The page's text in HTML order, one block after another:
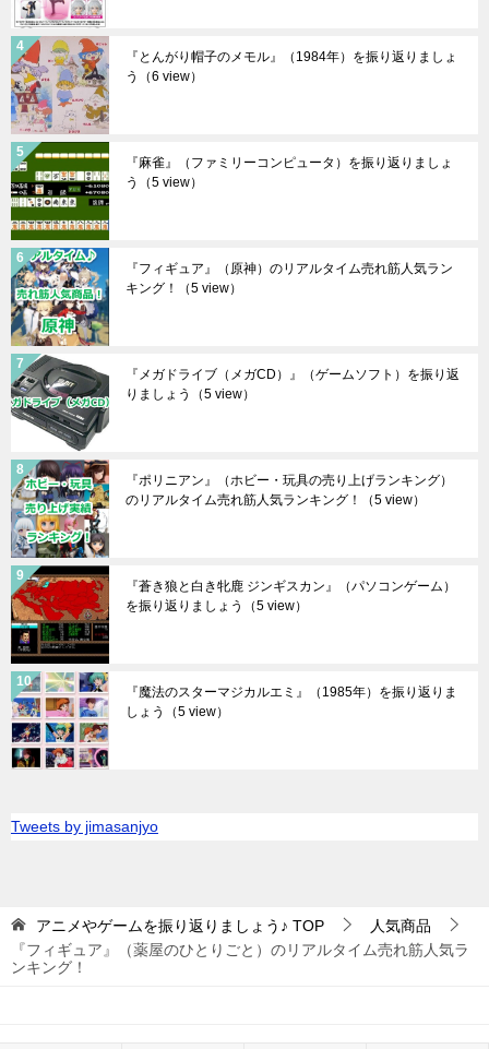
『とんがり帽子のメモル』（1984年）を振り返りましょ
う
（6 view）
『麻雀』（ファミリーコンピュータ）を振り返りましょ
う
（5 view）
『フィギュア』（原神）のリアルタイム売れ筋人気ラン
キング！
（5 view）
『メガドライブ（メガCD）』（ゲームソフト）を振り返
りましょう
（5 view）
『ポリニアン』（ホビー・玩具の売り上げランキング）
のリアルタイム売れ筋人気ランキング！
（5 view）
『蒼き狼と白き牝鹿 ジンギスカン』（パソコンゲーム）
を振り返りましょう
（5 view）
『魔法のスターマジカルエミ』（1985年）を振り返りま
しょう
（5 view）
Tweets by jimasanjyo
アニメやゲームを振り返りましょう♪ TOP
人気商品
『フィギュア』（薬屋のひとりごと）のリアルタイム売れ筋人気ラ
ンキング！